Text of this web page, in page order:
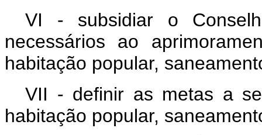
VI - subsidiar o
necessários ao
habitação popular,
VII - definir as metas a
habitação popular,